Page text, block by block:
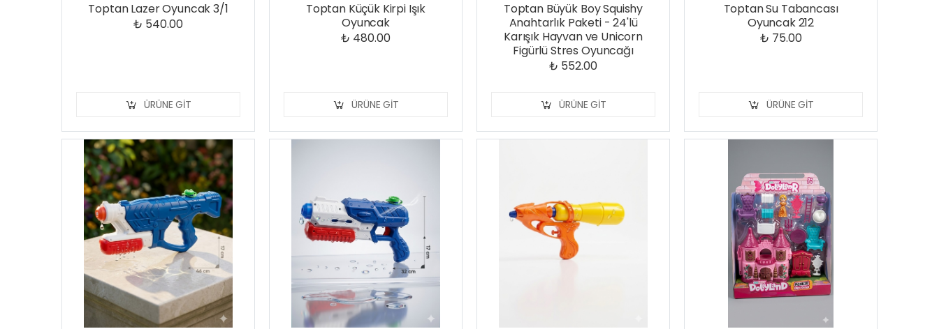
Toptan Lazer Oyuncak 3/1
₺ 540.00
ÜRÜNE GIT
Toptan Küçük Kirpi Işık
Oyuncak
₺ 480.00
ÜRÜNE GIT
Toptan Büyük Boy Squishy
Anahtarlık Paketi - 24'lü
Karışık Hayvan ve Unicorn
Figürlü Stres Oyuncağı
₺ 552.00
ÜRÜNE GIT
Toptan Su Tabancası
Oyuncak 212
₺ 75.00
ÜRÜNE GIT